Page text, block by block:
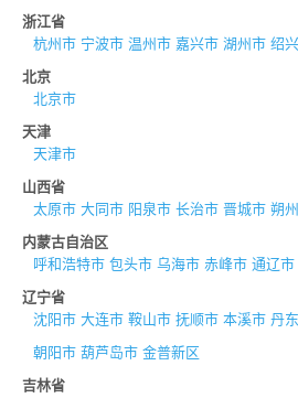
浙江省
杭州市 宁波市 温州市 嘉兴市 湖州市 绍
北京
北京市
天津
天津市
山西省
太原市 大同市 阳泉市 长治市 晋城市 朔
内蒙古自治区
呼和浩特市 包头市 乌海市 赤峰市 通辽市
辽宁省
沈阳市 大连市 鞍山市 抚顺市 本溪市 丹
朝阳市 葫芦岛市 金普新区
吉林省